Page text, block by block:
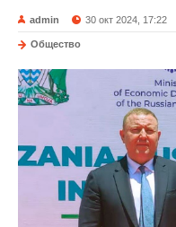
admin 30 окт 2024, 17:22
Общество